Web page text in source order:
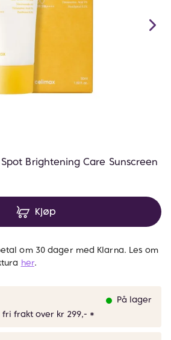
Brightening Care Sunscreen
Kjøp
om 30 dager med Klarna. Les om
her.
På lager
fri frakt over kr 299,- *